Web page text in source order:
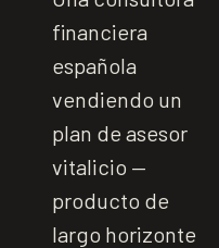
financiera
española
vendiendo un
plan de asesor
vitalicio —
producto de
largo horizonte